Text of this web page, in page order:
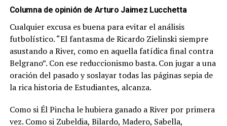
Columna de opinión de Arturo Jaimez Lucchetta
Cualquier excusa es buena para evitar el análisis
futbolístico. “El fantasma de Ricardo Zielinski siempre
asustando a River, como en aquella fatídica final contra
Belgrano”. Con ese reduccionismo basta. Con jugar a una
oración del pasado y soslayar todas las páginas sepia de
la rica historia de Estudiantes, alcanza.
Como si Él Pincha le hubiera ganado a River por primera
vez. Como si Zubeldia, Bilardo, Madero, Sabella,